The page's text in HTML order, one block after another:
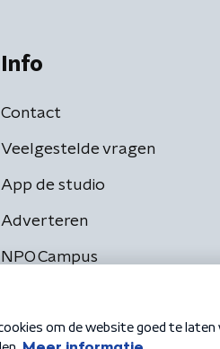
Info
Contact
Veelgestelde vragen
App de studio
Adverteren
NPO Campus